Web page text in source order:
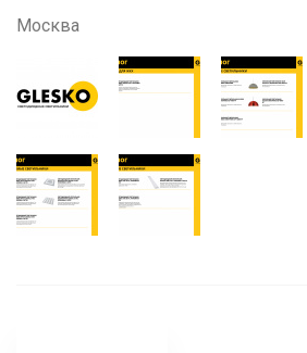
Москва